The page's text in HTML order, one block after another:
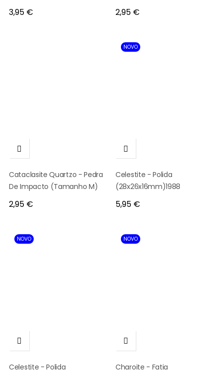
Preço
3,95 €
Preço
2,95 €

Cataclasite Quartzo - Pedra
De Impacto (Tamanho M)
Preço
2,95 €
NOVO

Celestite - Polida
(28x26x16mm)1988
Preço
5,95 €
NOVO

Celestite - Polida
NOVO

Charoite - Fatia